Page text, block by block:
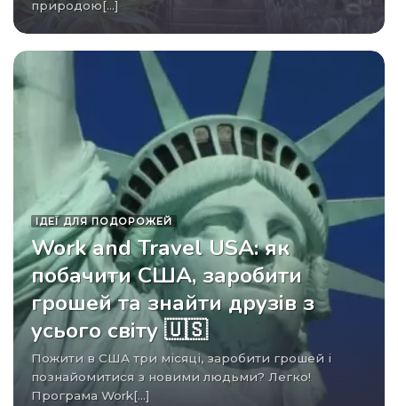
природою[...]
ІДЕЇ ​​ДЛЯ ПОДОРОЖЕЙ
Work and Travel USA: як
побачити США, заробити
грошей та знайти друзів з
усього світу 🇺🇸
Пожити в США три місяці, заробити грошей і
познайомитися з новими людьми? Легко!
Програма Work[...]